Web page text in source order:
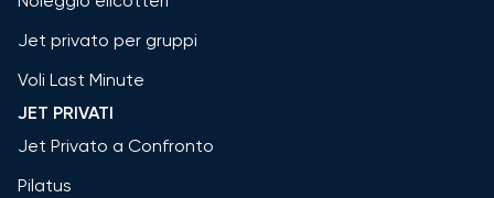
Jet privato per gruppi
Voli Last Minute
JET PRIVATI
Jet Privato a Confronto
Pilatus